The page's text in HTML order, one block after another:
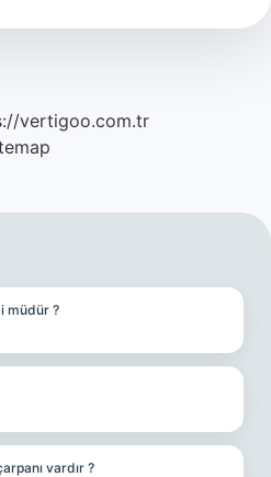
vertigoo.com.tr
müdür ?
vardır ?